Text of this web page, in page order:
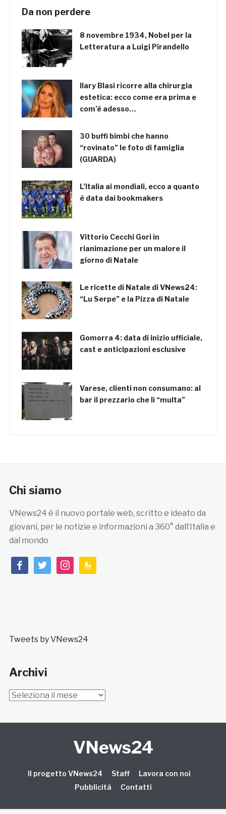
Da non perdere
8 novembre 1934, Nobel per la
Letteratura a Luigi Pirandello
Ilary Blasi ricorre alla chirurgia
estetica: ecco come era prima e
com’è adesso…
30 buffi bimbi che hanno
“rovinato” le foto di famiglia
(GUARDA)
L’Italia ai mondiali, ecco a quanto
è data dai bookmakers
Vittorio Cecchi Gori in
rianimazione per un malore il
giorno di Natale
Le ricette di Natale di VNews24:
“Lu Serpe” e la Pizza di Natale
Gomorra 4: data di inizio ufficiale,
cast e anticipazioni esclusive
Varese, clienti non consumano: al
bar il prezzario che li “multa”
Chi siamo
VNews24 è il nuovo portale web, scritto e ideato da
giovani, per le notizie e informazioni a 360° dall’Italia e
dal mondo
facebooktwitterinstagramfeedburner
Tweets by VNews24
Archivi
Archivi
VNews24
Il progetto VNews24 Staff
Lavora con noi
Pubblicità
Contatti